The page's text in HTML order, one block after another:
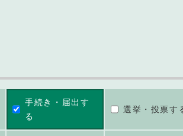
手続き・届出す
る
選挙・投票す